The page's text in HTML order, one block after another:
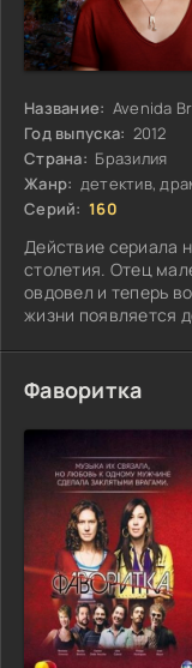
Название: Avenida
Год выпуска: 2012
Страна: Бразилия
Жанр: детектив,
Серий: 160
Действие сериала
столетия. Отец
овдовел и теперь
жизни появляется
девушке...
Фаворитка